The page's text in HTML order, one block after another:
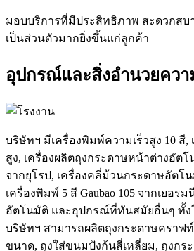
มอบบริการที่มีประสิทธิภาพ สะดวกสบ
เป็นส่วนตัวมากยิ่งขึ้นแก่ลูกค้า
อุปกรณ์และสิ่งอำนวยควา
บริษัทฯ มีเครื่องพิมพ์ความเร็วสูง 10 สี,
สูง, เครื่องผลิตถุงกระดาษหน้าต่างอัตโ
จากยุโรป, เครื่องคลี่ม้วนกระดาษอัตโ
เครื่องพิมพ์ 5 สี Gaubao 105 จากเยอร
อัตโนมัติ และอุปกรณ์ที่ทันสมัยอื่นๆ ทั้ง
บริษัทฯ สามารถผลิตถุงกระดาษคราฟ
ขนาด, ถุงใส่ขนมปังก้นสี่เหลี่ยม, ถุงกร